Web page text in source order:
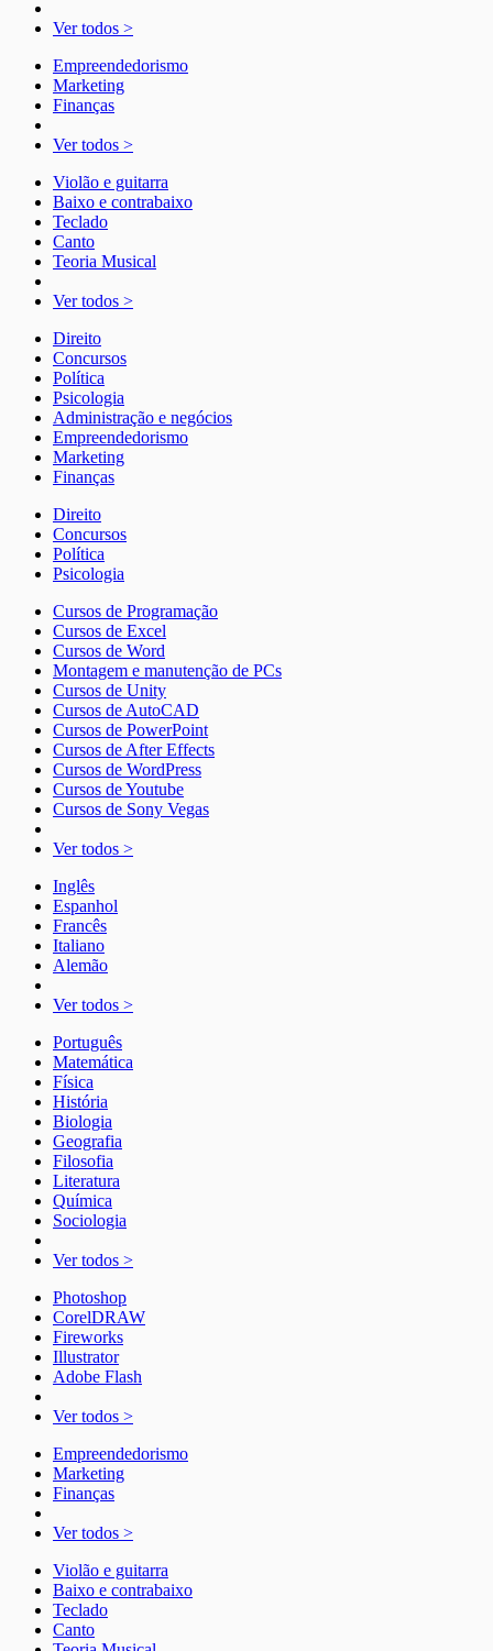
Ver todos >
Empreendedorismo
Marketing
Finanças
Ver todos >
Violão e guitarra
Baixo e contrabaixo
Teclado
Canto
Teoria Musical
Ver todos >
Direito
Concursos
Política
Psicologia
Administração e negócios
Empreendedorismo
Marketing
Finanças
Direito
Concursos
Política
Psicologia
Cursos de Programação
Cursos de Excel
Cursos de Word
Montagem e manutenção de PCs
Cursos de Unity
Cursos de AutoCAD
Cursos de PowerPoint
Cursos de After Effects
Cursos de WordPress
Cursos de Youtube
Cursos de Sony Vegas
Ver todos >
Inglês
Espanhol
Francês
Italiano
Alemão
Ver todos >
Português
Matemática
Física
História
Biologia
Geografia
Filosofia
Literatura
Química
Sociologia
Ver todos >
Photoshop
CorelDRAW
Fireworks
Illustrator
Adobe Flash
Ver todos >
Empreendedorismo
Marketing
Finanças
Ver todos >
Violão e guitarra
Baixo e contrabaixo
Teclado
Canto